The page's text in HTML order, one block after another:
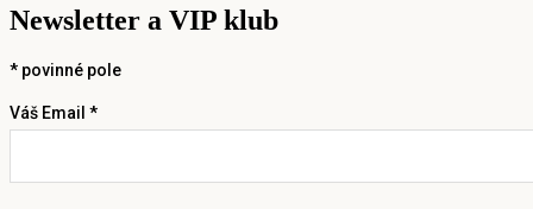
Newsletter a VIP klub
* povinné pole
Váš Email *